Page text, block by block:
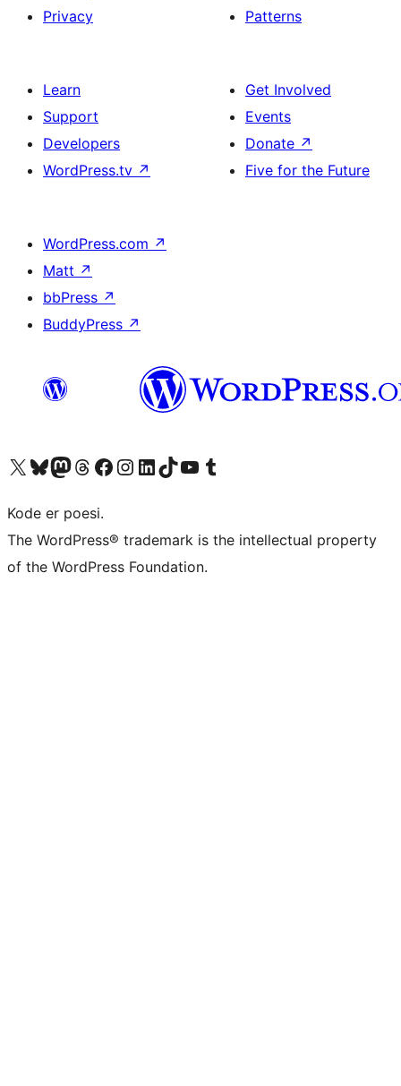
Privacy
Patterns
Learn
Support
Developers
WordPress.tv ↗
Get Involved
Events
Donate ↗
Five for the Future
WordPress.com ↗
Matt ↗
bbPress ↗
BuddyPress ↗
Visit our X (formerly Twitter) account
Visit our Bluesky account
Visit our Mastodon account
Visit our Threads account
Visit our Facebook page
Visit our Instagram account
Visit our LinkedIn account
Visit our TikTok account
Visit our YouTube channel
Visit our Tumblr account
Kode er poesi.
The WordPress® trademark is the intellectual property
of the WordPress Foundation.